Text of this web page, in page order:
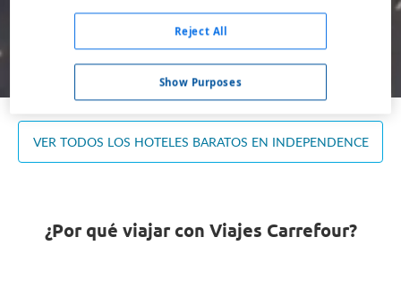
Buscar
VER TODOS LOS HOTELES BARATOS EN INDEPENDENCE
¿Por qué viajar con Viajes Carrefour?
Show Purposes
Reject All